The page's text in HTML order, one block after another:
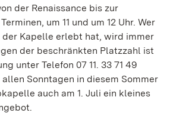
der Renaissance bis zur
um 11 und um 12 Uhr. Wer
der Kapelle erlebt hat, wird immer
der beschränkten Platzzahl ist
unter Telefon 07 11. 33 71 49
Sonntagen in diesem Sommer
auch am 1. Juli ein kleines